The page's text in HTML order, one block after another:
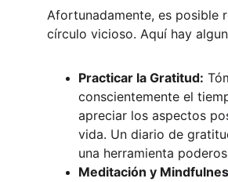
Afortunadamente, es posible
círculo vicioso. Aquí hay
Practicar la Gratitud:
conscientemente el
apreciar los aspectos
vida. Un diario de
una herramienta
Meditación y